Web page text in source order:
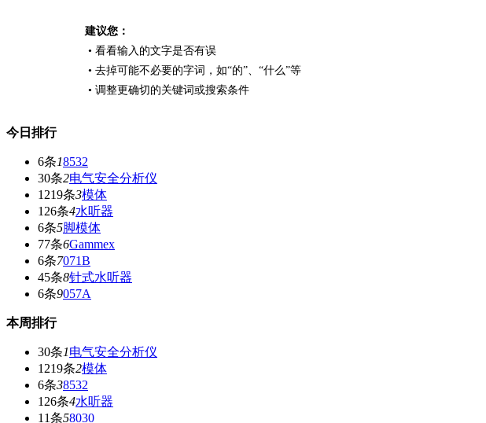
建议您：
• 看看输入的文字是否有误
• 去掉可能不必要的字词，如“的”、“什么”等
• 调整更确切的关键词或搜索条件
今日排行
6条18532
30条2电气安全分析仪
1219条3模体
126条4水听器
6条5脚模体
77条6Gammex
6条7071B
45条8针式水听器
6条9057A
本周排行
30条1电气安全分析仪
1219条2模体
6条38532
126条4水听器
11条58030